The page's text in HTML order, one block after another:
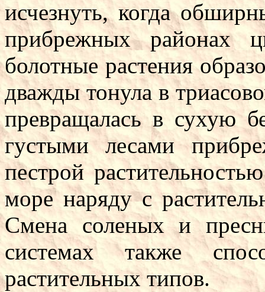
исчезнуть, когда
прибрежных районах
болотные растения
дважды тонула в
превращалась в сухую
густыми лесами
пестрой
море наряду с
Смена соленых и
системах также
растительных типов.